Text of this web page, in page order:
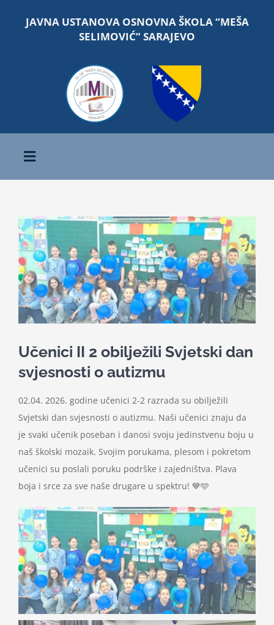
JAVNA USTANOVA OSNOVNA ŠKOLA “MEŠA
SELIMOVIĆ” SARAJEVO
Toggle
Navigation
O školi
Nastava
Učenici
Školske vijesti
Obavještenja
Vijeće roditelja
Kontakt
View
Larger
Image
Učenici II 2 obilježili Svjetski dan
svjesnosti o autizmu
02.04. 2026. godine učenici 2-2 razrada su obilježili
Svjetski dan svjesnosti o autizmu. Naši učenici znaju da
je svaki učenik poseban i danosi svoju jedinstvenu boju u
naš školski mozaik. Svojim porukama, plesom i pokretom
učenici su poslali poruku podrške i zajedništva. Plava
boja i srce za sve naše drugare u spektru! 💙🩵